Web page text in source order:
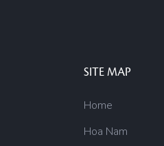
SITE MAP
Home
Hoa Nam